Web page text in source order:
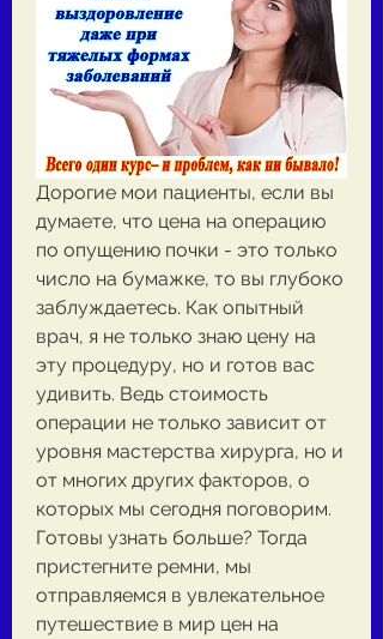
Дорогие мои пациенты, если вы
думаете, что цена на операцию
по опущению почки - это только
число на бумажке, то вы глубоко
заблуждаетесь. Как опытный
врач, я не только знаю цену на
эту процедуру, но и готов вас
удивить. Ведь стоимость
операции не только зависит от
уровня мастерства хирурга, но и
от многих других факторов, о
которых мы сегодня поговорим.
Готовы узнать больше? Тогда
пристегните ремни, мы
отправляемся в увлекательное
путешествие в мир цен на